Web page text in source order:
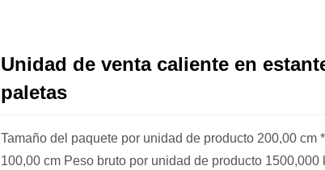
Unidad de venta caliente en
paletas
Tamaño del paquete por unidad de producto 200,00 cm
100,00 cm Peso bruto por unidad de producto 1500,000